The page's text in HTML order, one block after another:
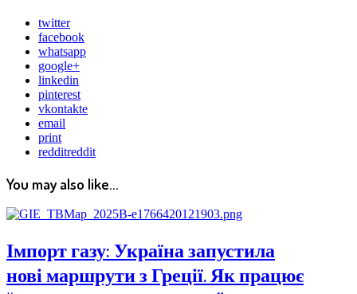
twitter
facebook
whatsapp
google+
linkedin
pinterest
vkontakte
email
print
redditreddit
You may also like...
Імпорт газу: Україна запустила
нові маршрути з Греції. Як працює